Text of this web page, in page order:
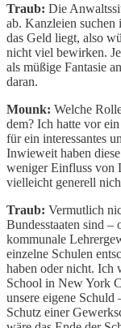
Traub: Die
ab. Kanzleien suchen
das Geld liegt, also
nicht viel bewirken.
als müßige Fantasie
daran.
Mounk: Welche
dem? Ich hatte vor
für ein interessantes
Inwieweit haben
weniger Einfluss von
vielleicht generell
Traub: Vermutlich
Bundesstaaten sind
kommunale
einzelne Schulen
haben oder nicht. Ich
School in New York
unsere eigene Schuld
Schutz einer